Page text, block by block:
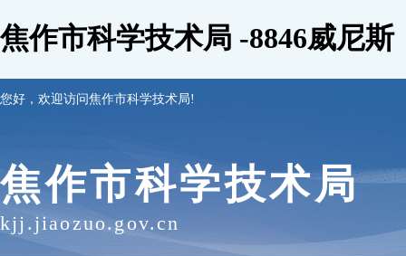
焦作市科学技术局 -8846威尼斯
您好，欢迎访问焦作市科学技术局!
焦作市科学技术局
kjj.jiaozuo.gov.cn